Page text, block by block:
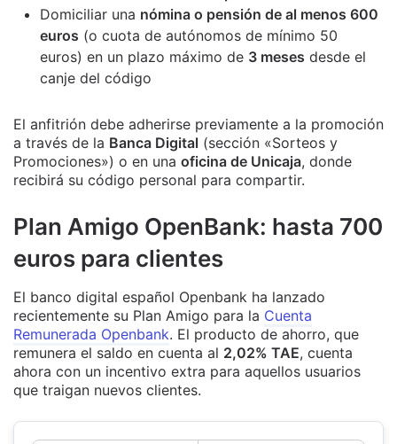
Domiciliar una nómina o pensión de al menos 600
euros (o cuota de autónomos de mínimo 50
euros) en un plazo máximo de 3 meses desde el
canje del código
El anfitrión debe adherirse previamente a la promoción
a través de la Banca Digital (sección «Sorteos y
Promociones») o en una oficina de Unicaja, donde
recibirá su código personal para compartir.
Plan Amigo OpenBank: hasta 700
euros para clientes
El banco digital español Openbank ha lanzado
recientemente su Plan Amigo para la Cuenta
Remunerada Openbank. El producto de ahorro, que
remunera el saldo en cuenta al 2,02% TAE, cuenta
ahora con un incentivo extra para aquellos usuarios
que traigan nuevos clientes.